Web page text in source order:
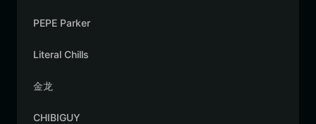
PEPE Parker
Literal Chills
金龙
CHIBIGUY